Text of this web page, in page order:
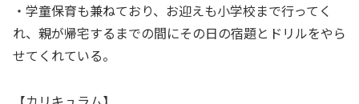
・学童保育も兼ねており、お迎えも小学校まで行ってく
れ、親が帰宅するまでの間にその日の宿題とドリルをやら
せてくれている。